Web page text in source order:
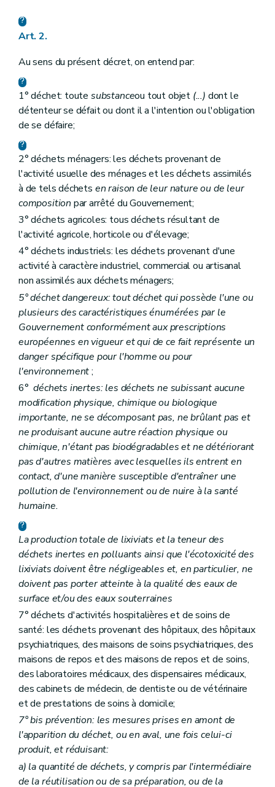
Art. 50
Art. 52
Art. 53
Art. 54
Art. 55
Art. 56
Art. 57
Art. 58
Art. 59
Chapitre XI Exécution des obligations internationales
Art. 60
Art. 61
Art.61bis
Art.61ter
Chapitre XII Dispositions modificatives et abrogatoires
Art. 62
Art. 63
Art. 64
Art. 65
Chapitre XIII Dispositions transitoires
Art. 66
Art. 67
Art. 68
Art. 69
Art. 70
Art. 71
Art. 72
Art. 73
Art. 74
Art. 75
Art. 76
Annexe 1
Annexe 2
Annexe 3
Annexe 4
Art. 2.
Au sens du présent décret, on entend par:
1° déchet: toute substanceou tout objet (...) dont le
détenteur se défait ou dont il a l'intention ou l'obligation
de se défaire;
2° déchets ménagers: les déchets provenant de
l'activité usuelle des ménages et les déchets assimilés
à de tels déchets en raison de leur nature ou de leur
composition par arrêté du Gouvernement;
3° déchets agricoles: tous déchets résultant de
l'activité agricole, horticole ou d'élevage;
4° déchets industriels: les déchets provenant d'une
activité à caractère industriel, commercial ou artisanal
non assimilés aux déchets ménagers;
5° déchet dangereux: tout déchet qui possède l'une ou
plusieurs des caractéristiques énumérées par le
Gouvernement conformément aux prescriptions
européennes en vigueur et qui de ce fait représente un
danger spécifique pour l'homme ou pour
l'environnement;
6°déchets inertes: les déchets ne subissant aucune
modification physique, chimique ou biologique
importante, ne se décomposant pas, ne brûlant pas et
ne produisant aucune autre réaction physique ou
chimique, n'étant pas biodégradables et ne détériorant
pas d'autres matières avec lesquelles ils entrent en
contact, d'une manière susceptible d'entraîner une
pollution de l'environnement ou de nuire à la santé
humaine.
La production totale de lixiviats et la teneur des
déchets inertes en polluants ainsi que l'écotoxicité des
lixiviats doivent être négligeables et, en particulier, ne
doivent pas porter atteinte à la qualité des eaux de
surface et/ou des eaux souterraines
7° déchets d'activités hospitalières et de soins de
santé: les déchets provenant des hôpitaux, des hôpitaux
psychiatriques, des maisons de soins psychiatriques, des
maisons de repos et des maisons de repos et de soins,
des laboratoires médicaux, des dispensaires médicaux,
des cabinets de médecin, de dentiste ou de vétérinaire
et de prestations de soins à domicile;
7°bis prévention: les mesures prises en amont de
l'apparition du déchet, ou en aval, une fois celui-ci
produit, et réduisant:
a) la quantité de déchets, y compris par l'intermédiaire
de la réutilisation ou de sa préparation, ou de la